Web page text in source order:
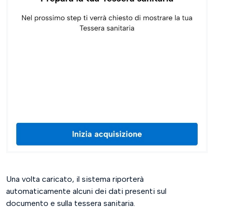
Una volta caricato, il sistema riporterà
automaticamente alcuni dei dati presenti sul
documento e sulla tessera sanitaria.